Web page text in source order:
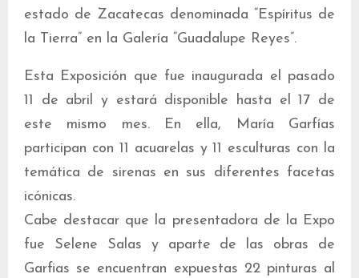
estado de Zacatecas denominada “Espíritus de
la Tierra” en la Galería “Guadalupe Reyes”.
Esta Exposición que fue inaugurada el pasado
11 de abril y estará disponible hasta el 17 de
este mismo mes. En ella, María Garfías
participan con 11 acuarelas y 11 esculturas con la
temática de sirenas en sus diferentes facetas
icónicas.
Cabe destacar que la presentadora de la Expo
fue Selene Salas y aparte de las obras de
Garfias se encuentran expuestas 22 pinturas al